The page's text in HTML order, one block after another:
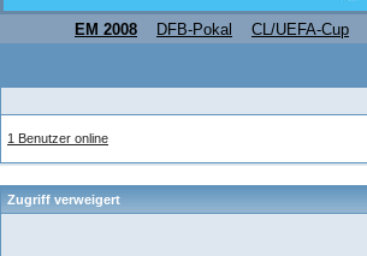
EM 2008 DFB-Pokal CL/UEFA-Cup
1 Benutzer online
Zugriff verweigert